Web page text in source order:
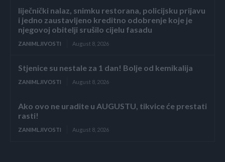
liječnički nalaz, snimku restorana, policijsku prijavu
i jedno zaustavljeno kreditno odobrenje koje je
njegovoj obitelji srušilo cijelu fasadu
ZANIMLJIVOSTI August 8, 2026
Stjenice su nestale za 1 dan! Bolje od kemikalija
ZANIMLJIVOSTI August 8, 2026
Ako ovo ne uradite u AUGUSTU, tikvice će prestati
rasti!
ZANIMLJIVOSTI August 8, 2026